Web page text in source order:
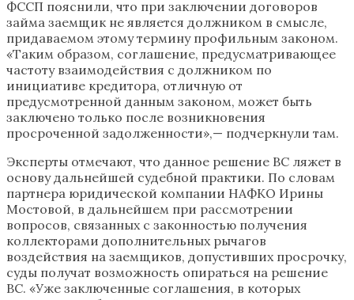
ФССП пояснили, что при заключении договоров
займа заемщик не является должником в смысле,
придаваемом этому термину профильным законом.
«Таким образом, соглашение, предусматривающее
частоту взаимодействия с должником по
инициативе кредитора, отличную от
предусмотренной данным законом, может быть
заключено только после возникновения
просроченной задолженности»,— подчеркнули там.
Эксперты отмечают, что данное решение ВС ляжет в
основу дальнейшей судебной практики. По словам
партнера юридической компании НАФКО Ирины
Мостовой, в дальнейшем при рассмотрении
вопросов, связанных с законностью получения
коллекторами дополнительных рычагов
воздействия на заемщиков, допустивших просрочку,
суды получат возможность опираться на решение
ВС. «Уже заключенные соглашения, в которых